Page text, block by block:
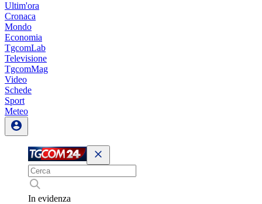
Ultim'ora
Cronaca
Mondo
Economia
TgcomLab
Televisione
TgcomMag
Video
Schede
Sport
Meteo
In evidenza